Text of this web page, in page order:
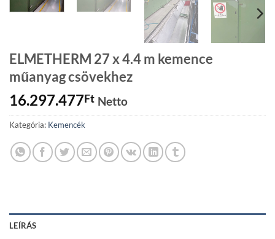
ELMETHERM 27 x 4.4 m kemence
műanyag csövekhez
16.297.477Ft Netto
Kategória: Kemencék
LEÍRÁS